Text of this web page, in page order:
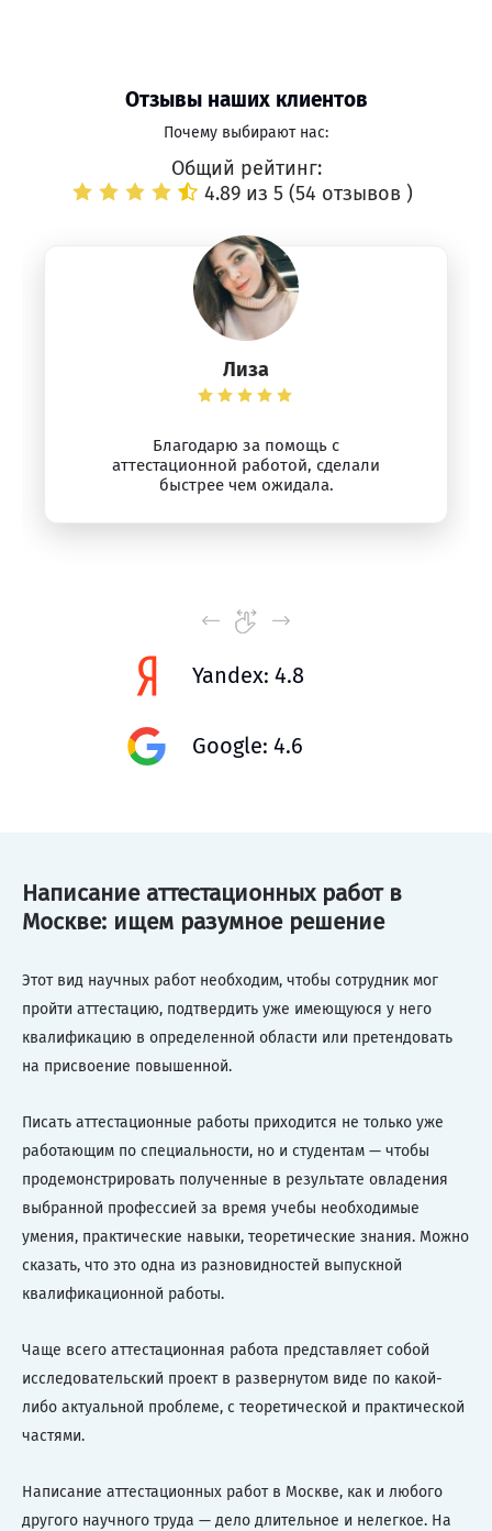
Отзывы наших клиентов
Почему выбирают нас:
Общий рейтинг:
4.89 из 5 (54 отзывов )
Лиза
Благодарю за помощь с
аттестационной работой, сделали
быстрее чем ожидала.
Yandex: 4.8
Google: 4.6
Написание аттестационных работ в
Москве: ищем разумное решение
Этот вид научных работ необходим, чтобы сотрудник мог
пройти аттестацию, подтвердить уже имеющуюся у него
квалификацию в определенной области или претендовать
на присвоение повышенной.
Писать аттестационные работы приходится не только уже
работающим по специальности, но и студентам — чтобы
продемонстрировать полученные в результате овладения
выбранной профессией за время учебы необходимые
умения, практические навыки, теоретические знания. Можно
сказать, что это одна из разновидностей выпускной
квалификационной работы.
Чаще всего аттестационная работа представляет собой
исследовательский проект в развернутом виде по какой-
либо актуальной проблеме, с теоретической и практической
частями.
Написание аттестационных работ в Москве, как и любого
другого научного труда — дело длительное и нелегкое. На